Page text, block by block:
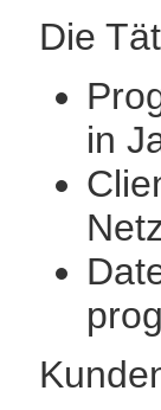
Die
in